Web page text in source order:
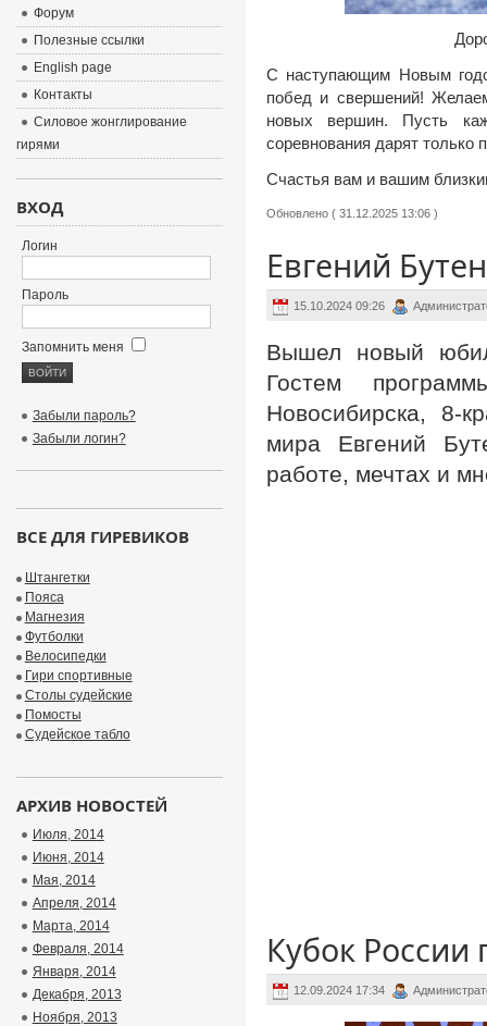
С наступающим Новым
побед и свершений!
новых вершин. Пусть
соревнования дарят
Счастья вам и вашим
Обновлено ( 31.12.2025 13:06 )
Евгений
15.10.2024 09:26
Вышел новый
Гостем
Новосибирска, 8-
мира Евгений
работе, мечтах и
Кубок
12.09.2024 17:34
Форум
Полезные ссылки
English page
Контакты
Силовое жонглирование
гирями
ВХОД
Логин
Пароль
Запомнить меня
Забыли пароль?
Забыли логин?
ВСЕ ДЛЯ ГИРЕВИКОВ
Штангетки
Пояса
Магнезия
Футболки
Велосипедки
Гири спортивные
Столы судейские
Помосты
Судейское табло
АРХИВ НОВОСТЕЙ
Июля, 2014
Июня, 2014
Мая, 2014
Апреля, 2014
Марта, 2014
Февраля, 2014
Января, 2014
Декабря, 2013
Ноября, 2013